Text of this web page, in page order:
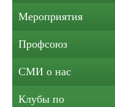
Мероприятия
Профсоюз
СМИ о нас
Клубы по